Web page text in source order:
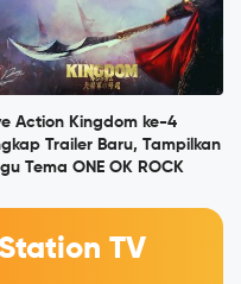
Action Kingdom ke-4
Trailer Baru, Tampilkan
Tema ONE OK ROCK
TV